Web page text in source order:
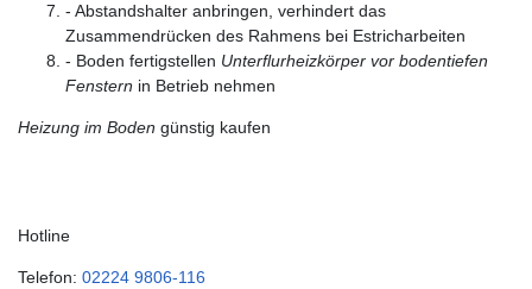
- Abstandshalter anbringen, verhindert das
Zusammendrücken des Rahmens bei Estricharbeiten
- Boden fertigstellen Unterflurheizkörper vor bodentiefen
Fenstern in Betrieb nehmen
Heizung im Boden günstig kaufen
Hotline
Telefon: 02224 9806-116